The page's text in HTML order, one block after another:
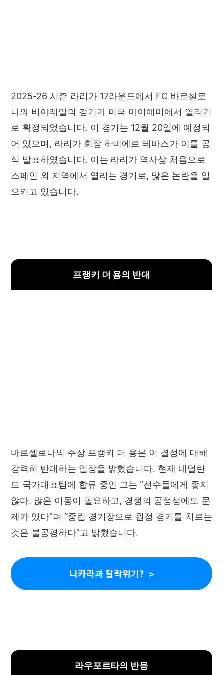
2025-26 시즌 라리가 17라운드에서 FC 바르셀로
나와 비야레알의 경기가 미국 마이애미에서 열리기
로 확정되었습니다. 이 경기는 12월 20일에 예정되
어 있으며, 라리가 회장 하비에르 테바스가 이를 공
식 발표하였습니다. 이는 라리가 역사상 처음으로
스페인 외 지역에서 열리는 경기로, 많은 논란을 일
으키고 있습니다.
프랭키 더 용의 반대
바르셀로나의 주장 프랭키 더 용은 이 결정에 대해
강력히 반대하는 입장을 밝혔습니다. 현재 네덜란
드 국가대표팀에 합류 중인 그는 “선수들에게 좋지
않다. 많은 이동이 필요하고, 경쟁의 공정성에도 문
제가 있다”며 “중립 경기장으로 원정 경기를 치르는
것은 불공평하다”고 밝혔습니다.
니카라과 탈락위기?
라우포르타의 반응